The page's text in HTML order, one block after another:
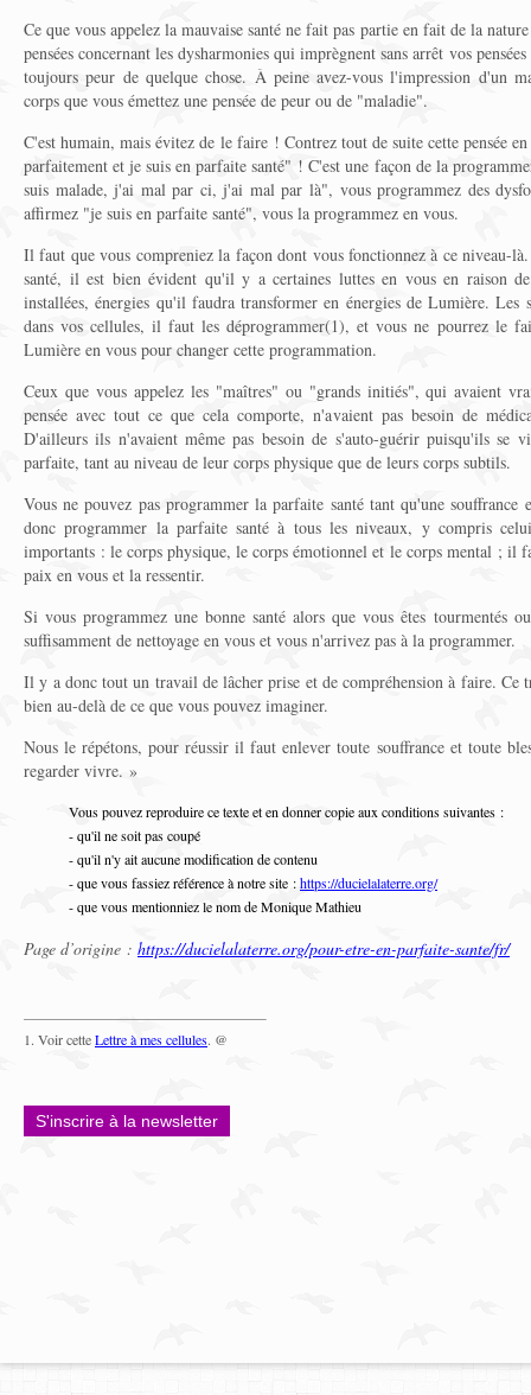
Ce que vous appelez la mauvaise santé ne fait pas partie en fait de la
pensées concernant les dysharmonies qui imprègnent sans arrêt vos
toujours peur de quelque chose. À peine avez-vous l'impression d'un
corps que vous émettez une pensée de peur ou de "maladie".
C'est humain, mais évitez de le faire ! Contrez tout de suite cette pensée
parfaitement et je suis en parfaite santé" ! C'est une façon de la
suis malade, j'ai mal par ci, j'ai mal par là", vous programmez des
affirmez "je suis en parfaite santé", vous la programmez en vous.
Il faut que vous compreniez la façon dont vous fonctionnez à ce niveau-
santé, il est bien évident qu'il y a certaines luttes en vous en raison
installées, énergies qu'il faudra transformer en énergies de Lumière. Les
dans vos cellules, il faut les déprogrammer(1), et vous ne pourrez le
Lumière en vous pour changer cette programmation.
Ceux que vous appelez les "maîtres" ou "grands initiés", qui avaient
pensée avec tout ce que cela comporte, n'avaient pas besoin de
D'ailleurs ils n'avaient même pas besoin de s'auto-guérir puisqu'ils se
parfaite, tant au niveau de leur corps physique que de leurs corps subtils.
Vous ne pouvez pas programmer la parfaite santé tant qu'une
donc programmer la parfaite santé à tous les niveaux, y compris
importants : le corps physique, le corps émotionnel et le corps mental ; il
paix en vous et la ressentir.
Si vous programmez une bonne santé alors que vous êtes tourmentés
suffisamment de nettoyage en vous et vous n'arrivez pas à la programmer.
Il y a donc tout un travail de lâcher prise et de compréhension à faire. Ce
bien au-delà de ce que vous pouvez imaginer.
Nous le répétons, pour réussir il faut enlever toute souffrance et toute
regarder vivre. »
Vous pouvez reproduire ce texte et en donner copie aux conditions suivantes :
- qu'il ne soit pas coupé
- qu'il n'y ait aucune modification de contenu
- que vous fassiez référence à notre site :https://ducielalaterre.org/
- que vous mentionniez le nom de Monique Mathieu
Page d’origine : https://ducielalaterre.org/pour-etre-en-parfaite-sante/fr/
1. Voir cetteLettre à mes cellules. @
S'inscrire à la newsletter